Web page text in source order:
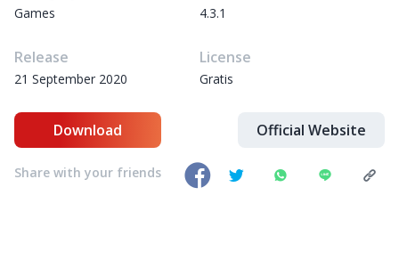
Games 4.3.1
Release
21 September 2020
License
Gratis
Download Official Website
Share with your friends